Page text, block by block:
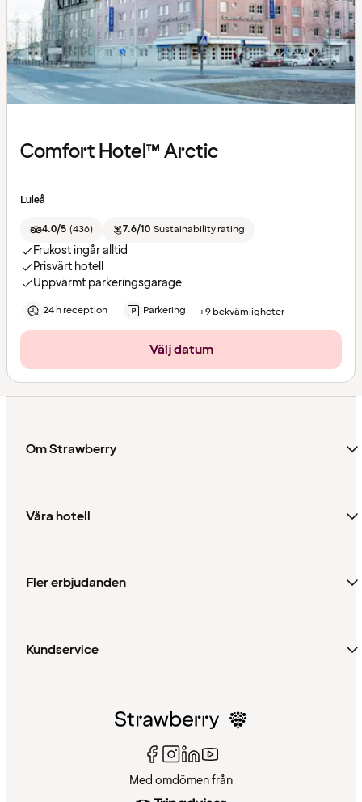
Comfort Hotel™ Arctic
Luleå
4.0/5 (436) 7.6/10 Sustainability rating
Frukost ingår alltid
Prisvärt hotell
Uppvärmt parkeringsgarage
24 h reception Parkering +9 bekvämligheter
Välj datum
Om Strawberry
Våra hotell
Fler erbjudanden
Kundservice
Med omdömen från